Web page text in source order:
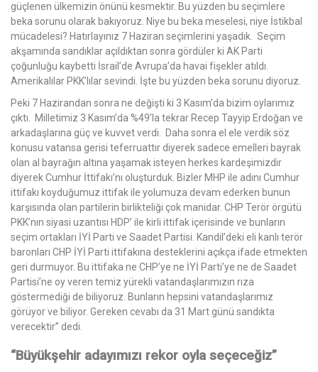
güçlenen ülkemizin önünü kesmektir. Bu yüzden bu seçimlere
beka sorunu olarak bakıyoruz. Niye bu beka meselesi, niye İstikbal
mücadelesi? Hatırlayınız 7 Haziran seçimlerini yaşadık. Seçim
akşamında sandıklar açıldıktan sonra gördüler ki AK Parti
çoğunluğu kaybetti İsrail’de Avrupa’da havai fişekler atıldı.
Amerikalılar PKK’lılar sevindi. İşte bu yüzden beka sorunu diyoruz.
Peki 7 Hazirandan sonra ne değişti ki 3 Kasım’da bizim oylarımız
çıktı. Milletimiz 3 Kasım’da %49’la tekrar Recep Tayyip Erdoğan ve
arkadaşlarına güç ve kuvvet verdi. Daha sonra el ele verdik söz
konusu vatansa gerisi teferruattır diyerek sadece emelleri bayrak
olan al bayrağın altına yaşamak isteyen herkes kardeşimizdir
diyerek Cumhur İttifakı’nı oluşturduk. Bizler MHP ile adını Cumhur
ittifakı koyduğumuz ittifak ile yolumuza devam ederken bunun
karşısında olan partilerin birlikteliği çok manidar. CHP Terör örgütü
PKK’nın siyasi uzantısı HDP’ ile kirli ittifak içerisinde ve bunların
seçim ortakları İYİ Parti ve Saadet Partisi. Kandil’deki eli kanlı terör
baronları CHP İYİ Parti ittifakına desteklerini açıkça ifade etmekten
geri durmuyor. Bu ittifaka ne CHP’ye ne İYİ Parti’ye ne de Saadet
Partisi’ne oy veren temiz yürekli vatandaşlarımızın rıza
göstermediği de biliyoruz. Bunların hepsini vatandaşlarımız
görüyor ve biliyor. Gereken cevabı da 31 Mart günü sandıkta
verecektir” dedi.
“Büyükşehir adayımızı rekor oyla seçeceğiz”